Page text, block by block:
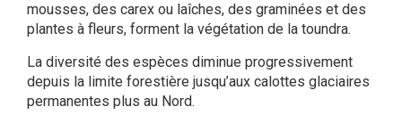
mousses, des carex ou laîches, des graminées et des
plantes à fleurs, forment la végétation de la toundra.
La diversité des espèces diminue progressivement
depuis la limite forestière jusqu’aux calottes glaciaires
permanentes plus au Nord.